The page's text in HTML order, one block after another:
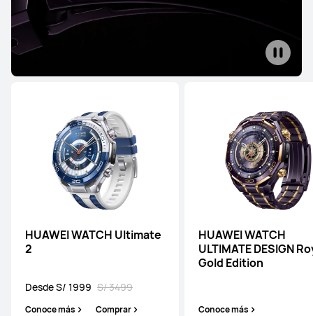
HUAWEI WATCH Ultimate
2
Desde S/ 1999 S/ 3499
Conoce más Comprar
HUAWEI WATCH
ULTIMATE DESIGN
Gold Edition
Conoce más